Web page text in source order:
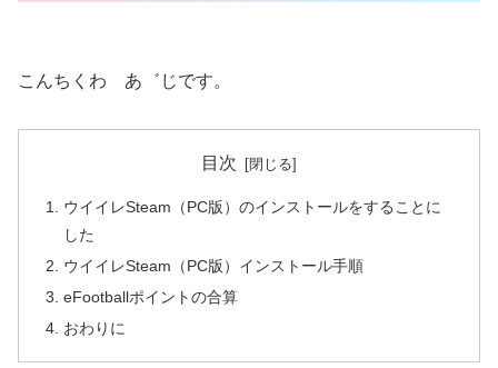
こんちくわ あ゛じです。
目次
ウイイレSteam（PC版）のインストールをすることに
した
ウイイレSteam（PC版）インストール手順
eFootballポイントの合算
おわりに